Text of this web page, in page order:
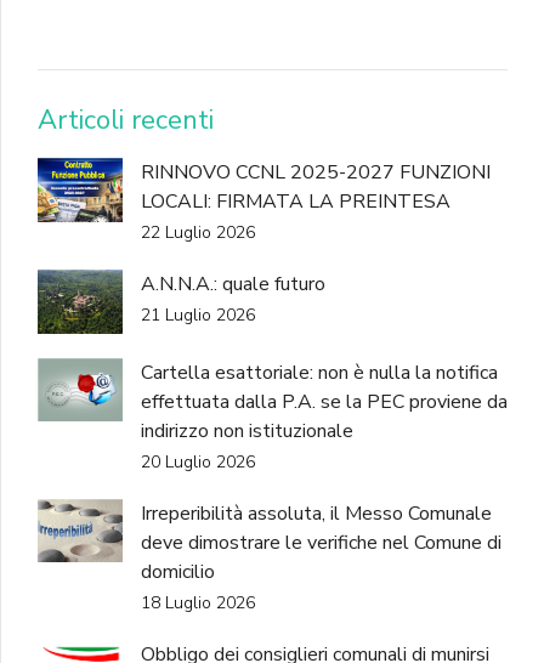
DONA
Articoli recenti
RINNOVO CCNL 2025-2027 FUNZIONI
LOCALI: FIRMATA LA PREINTESA
22 Luglio 2026
A.N.N.A.: quale futuro
21 Luglio 2026
Cartella esattoriale: non è nulla la notifica
effettuata dalla P.A. se la PEC proviene da
indirizzo non istituzionale
20 Luglio 2026
Irreperibilità assoluta, il Messo Comunale
deve dimostrare le verifiche nel Comune di
domicilio
18 Luglio 2026
Obbligo dei consiglieri comunali di munirsi